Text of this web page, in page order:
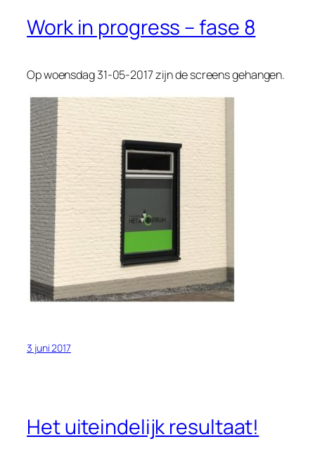
Work in progress – fase 8
Op woensdag 31-05-2017 zijn de screens gehangen.
3 juni 2017
Het uiteindelijk resultaat!